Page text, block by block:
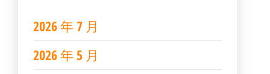
2026 年 7 月
2026 年 5 月